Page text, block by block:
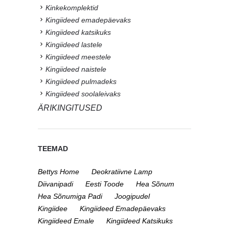
Kinkekomplektid
Kingiideed emadepäevaks
Kingiideed katsikuks
Kingiideed lastele
Kingiideed meestele
Kingiideed naistele
Kingiideed pulmadeks
Kingiideed soolaleivaks
ÄRIKINGITUSED
TEEMAD
Bettys Home
Deokratiivne Lamp
Diivanipadi
Eesti Toode
Hea Sõnum
Hea Sõnumiga Padi
Joogipudel
Kingiidee
Kingiideed Emadepäevaks
Kingiideed Emale
Kingiideed Katsikuks